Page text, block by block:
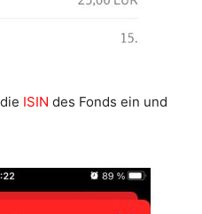
ISIN des Fonds ein und